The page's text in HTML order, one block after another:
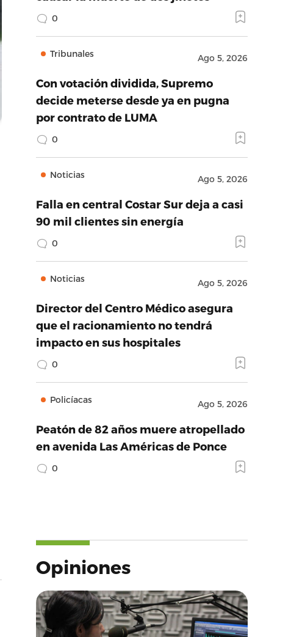
0
Tribunales Ago 5, 2026
Con votación dividida, Supremo
decide meterse desde ya en pugna
por contrato de LUMA
0
Noticias Ago 5, 2026
Falla en central Costar Sur deja a casi
90 mil clientes sin energía
0
Noticias Ago 5, 2026
Director del Centro Médico asegura
que el racionamiento no tendrá
impacto en sus hospitales
0
Policíacas Ago 5, 2026
Peatón de 82 años muere atropellado
en avenida Las Américas de Ponce
0
Opiniones